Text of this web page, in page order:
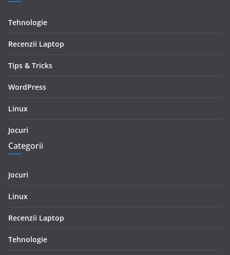
Tehnologie
Recenzii Laptop
Tips & Tricks
WordPress
Linux
Jocuri
Categorii
Jocuri
Linux
Recenzii Laptop
Tehnologie